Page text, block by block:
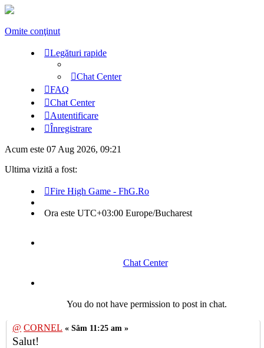
Omite conţinut
Legături rapide
Chat Center
FAQ
Chat Center
Autentificare
Înregistrare
Acum este 07 Aug 2026, 09:21
Ultima vizită a fost:
Fire High Game - FhG.Ro
Ora este UTC+03:00 Europe/Bucharest
Chat Center
You do not have permission to post in chat.
@ CORNEL « Sâm 11:25 am »
Salut!